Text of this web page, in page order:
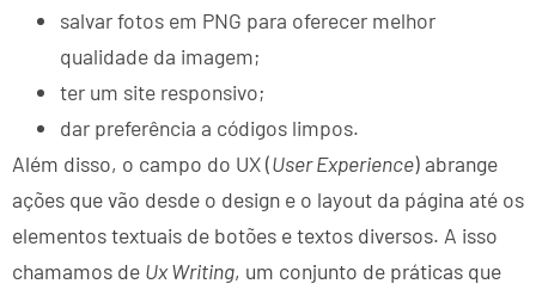
salvar fotos em PNG para oferecer melhor
qualidade da imagem;
ter um site responsivo;
dar preferência a códigos limpos.
Além disso, o campo do UX (User Experience) abrange
ações que vão desde o design e o layout da página até os
elementos textuais de botões e textos diversos. A isso
chamamos de Ux Writing, um conjunto de práticas que